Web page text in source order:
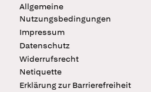
Allgemeine
Nutzungsbedingungen
Impressum
Datenschutz
Widerrufsrecht
Netiquette
Erklärung zur Barrierefreiheit